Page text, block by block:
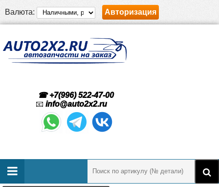
Валюта: Авторизация
☎ +7(996) 522-47-00
📧 info@auto2x2.ru